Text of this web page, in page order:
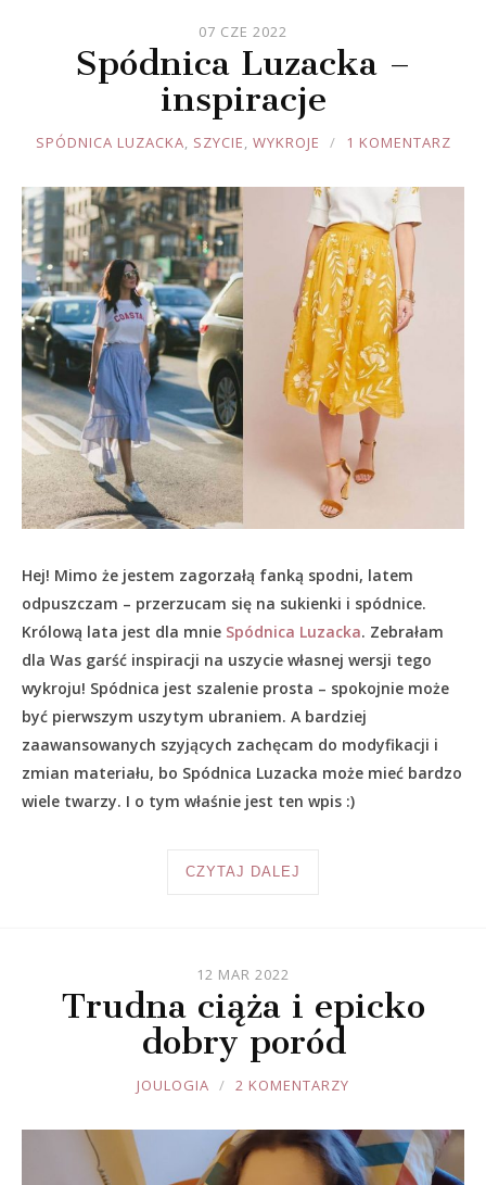
07 CZE 2022
Spódnica Luzacka –
inspiracje
JOULE
SPÓDNICA LUZACKA, SZYCIE, WYKROJE 1 KOMENTARZ
Hej! Mimo że jestem zagorzałą fanką spodni, latem
odpuszczam – przerzucam się na sukienki i spódnice.
Królową lata jest dla mnie Spódnica Luzacka. Zebrałam
dla Was garść inspiracji na uszycie własnej wersji tego
wykroju! Spódnica jest szalenie prosta – spokojnie może
być pierwszym uszytym ubraniem. A bardziej
zaawansowanych szyjących zachęcam do modyfikacji i
zmian materiału, bo Spódnica Luzacka może mieć bardzo
wiele twarzy. I o tym właśnie jest ten wpis :)
CZYTAJ DALEJ
12 MAR 2022
Trudna ciąża i epicko
dobry poród
JOULE
JOULOGIA 2 KOMENTARZY